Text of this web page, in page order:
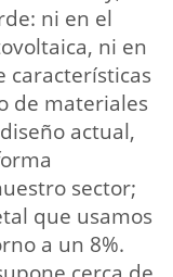
ni en el
ni en
características
de materiales
actual,
sector;
que usamos
a un 8%.